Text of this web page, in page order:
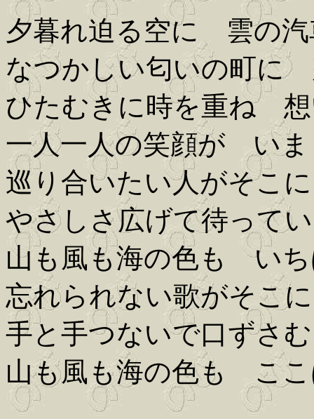
夕暮れ迫る空に 雲の汽
なつかしい匂いの町に
ひたむきに時を重ね
一人一人の笑顔が い
巡り合いたい人がそこ
やさしさ広げて待って
山も風も海の色も い
忘れられない歌がそこ
手と手つないで口ずさむ
山も風も海の色も こ